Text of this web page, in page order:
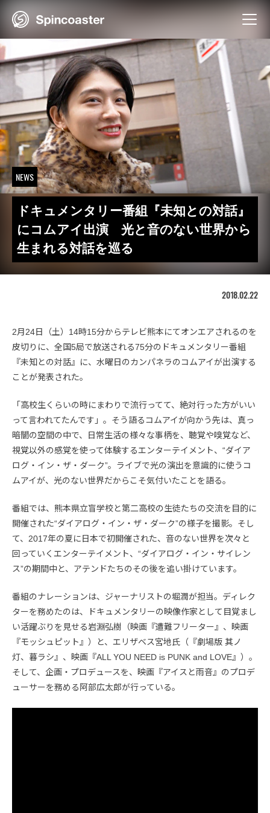
NEWS
ドキュメンタリー番組『未知との対話』
にコムアイ出演 光と音のない世界から
生まれる対話を巡る
2018.02.22
2月24日（土）14時15分からテレビ熊本にてオンエアされるのを
皮切りに、全国5局で放送される75分のドキュメンタリー番組
『未知との対話』に、水曜日のカンパネラのコムアイが出演する
ことが発表された。
「高校生くらいの時にまわりで流行ってて、絶対行った方がいい
って言われてたんです」。そう語るコムアイが向かう先は、真っ
暗闇の空間の中で、日常生活の様々な事柄を、聴覚や嗅覚など、
視覚以外の感覚を使って体験するエンターテイメント、“ダイア
ログ・イン・ザ・ダーク”。ライブで光の演出を意識的に使うコ
ムアイが、光のない世界だからこそ気付いたことを語る。
番組では、熊本県立盲学校と第二高校の生徒たちの交流を目的に
開催された“ダイアログ・イン・ザ・ダーク”の様子を撮影。そし
て、2017年の夏に日本で初開催された、音のない世界を次々と
回っていくエンターテイメント、“ダイアログ・イン・サイレン
ス”の期間中と、アテンドたちのその後を追い掛けています。
番組のナレーションは、ジャーナリストの堀潤が担当。ディレク
ターを務めたのは、ドキュメンタリーの映像作家として目覚まし
い活躍ぶりを見せる岩淵弘樹（映画『遭難フリーター』、映画
『モッシュピット』）と、エリザベス宮地氏（『劇場版 其ノ
灯、暮ラシ』、映画『ALL YOU NEED is PUNK and LOVE』）。
そして、企画・プロデュースを、映画『アイスと雨音』のプロデ
ューサーを務める阿部広太郎が行っている。